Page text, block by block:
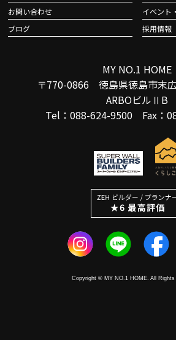
お問い合わせ
イベント
ブログ
採用情報
MY NO.1 HOME
〒770-0866 徳島県徳島市末
ARBOビルⅡB
Tel：088-624-9500 Fax：
Copyright © MY NO.1 HOME. All Rights